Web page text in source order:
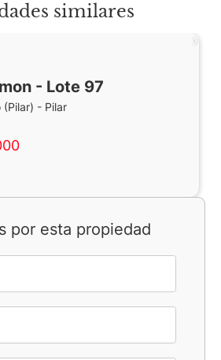
por esta propiedad
similares
- Lote 97
(Pilar) - Pilar